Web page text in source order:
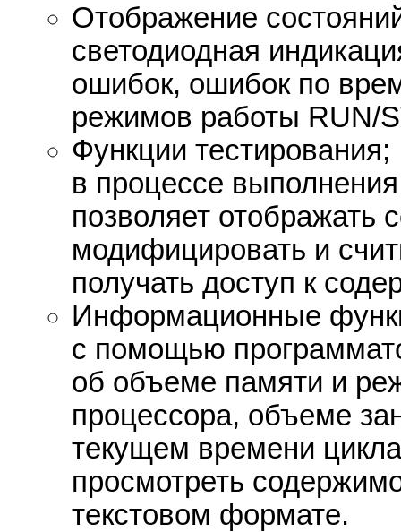
Отображение
светодиодная
ошибок, ошибок по
режимов работы RUN/
Функции тестирования;
в процессе
позволяет отображать
модифицировать и
получать доступ к
Информационные
с помощью
об объеме памяти и
процессора, объеме
текущем времени
просмотреть
текстовом формате.